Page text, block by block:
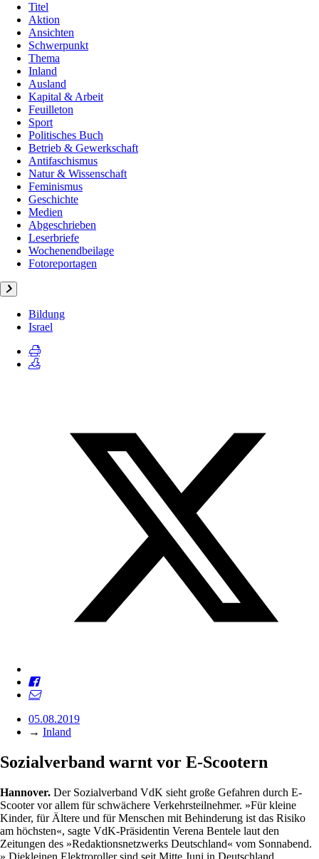
Titel
Aktion
Ansichten
Schwerpunkt
Thema
Inland
Ausland
Kapital & Arbeit
Feuilleton
Sport
Politisches Buch
Betrieb & Gewerkschaft
Antifaschismus
Natur & Wissenschaft
Feminismus
Geschichte
Medien
Abgeschrieben
Leserbriefe
Wochenendbeilage
Fotoreportagen
Bildung
Israel
05.08.2019
→ Inland
Sozialverband warnt vor E-Scootern
Hannover. Der Sozialverband VdK sieht große Gefahren durch E-
Scooter vor allem für schwächere Verkehrsteilnehmer. »Für kleine
Kinder, für Ältere und für Menschen mit Behinderung ist das Risiko
am höchsten«, sagte VdK-Präsidentin Verena Bentele laut den
Zeitungen des »Redaktionsnetzwerks Deutschland« vom Sonnabend.
» Diekleinen Elektroroller sind seit Mitte Juni in Deutschland